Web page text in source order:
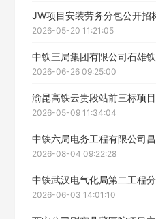
JW项目安装劳务分包公开招
2026-05-20 11:21:05
2026-06-26 09:25:00
2026-05-09 11:34:04
2026-08-04 09:22:28
2026-06-03 14:01:10